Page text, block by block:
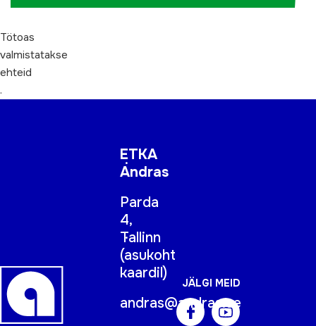
Tötoas
valmistatakse
ehteid
.
ETKA
Andras
Parda
4,
Tallinn
(asukoht
kaardil)
andras@andras.ee
JÄLGI MEID